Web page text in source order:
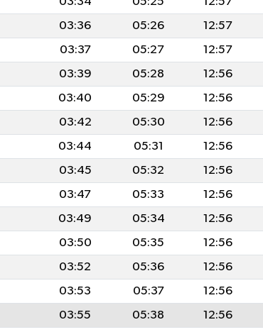
03:36 05:26 12:57
03:37 05:27 12:57
03:39 05:28 12:56
03:40 05:29 12:56
03:42 05:30 12:56
03:44 05:31 12:56
03:45 05:32 12:56
03:47 05:33 12:56
03:49 05:34 12:56
03:50 05:35 12:56
03:52 05:36 12:56
03:53 05:37 12:56
03:55 05:38 12:56